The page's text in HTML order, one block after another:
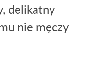
delikatny
nie męczy